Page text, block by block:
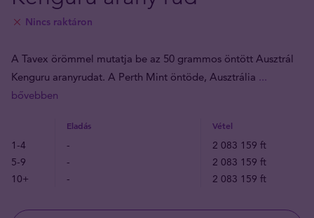
Nincs raktáron
A Tavex örömmel mutatja be az 50 grammos öntött Ausztrál
Kenguru aranyrudat. A Perth Mint öntöde, Ausztrália ...
bővebben
Eladás Vétel
1-4 -
2 083 159 ft
5-9
-
2 083 159 ft
10+
- 2 083 159 ft